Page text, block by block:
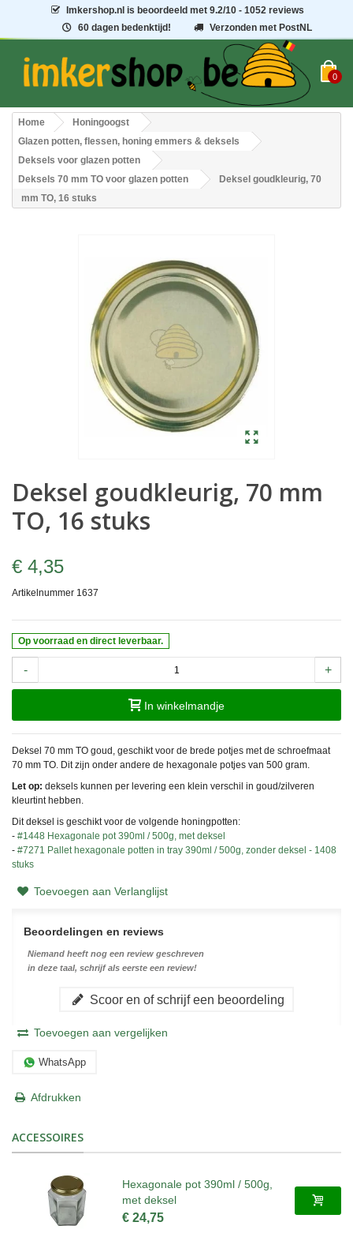
Imkershop.nl is beoordeeld met9.2/10 - 1052 reviews
60 dagen bedenktijd!
Verzonden met PostNL
0
Home
Honingoogst
Glazen potten, flessen, honing emmers & deksels
Deksels voor glazen potten
Deksels 70 mm TO voor glazen potten
Deksel goudkleurig, 70
mm TO, 16 stuks
Deksel goudkleurig, 70 mm
TO, 16 stuks
€ 4,35
Artikelnummer 1637
Op voorraad en direct leverbaar.
- +
In winkelmandje
Deksel 70 mm TO goud, geschikt voor de brede potjes met de schroefmaat
70 mm TO. Dit zijn onder andere de hexagonale potjes van 500 gram.
Let op: deksels kunnen per levering een klein verschil in goud/zilveren
kleurtint hebben.
Dit deksel is geschikt voor de volgende honingpotten:
- #1448 Hexagonale pot 390ml / 500g, met deksel
- #7271 Pallet hexagonale potten in tray 390ml / 500g, zonder deksel - 1408
stuks
Toevoegen aan Verlanglijst
Beoordelingen en reviews
Niemand heeft nog een review geschreven
in deze taal, schrijf als eerste een review!
Scoor en of schrijf een beoordeling
Toevoegen aan vergelijken
WhatsApp
Afdrukken
ACCESSOIRES
Hexagonale pot 390ml / 500g,
met deksel
€ 24,75